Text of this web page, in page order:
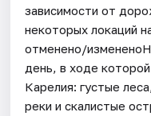
зависимости от
некоторых локаций
отменено/
день, в ходе
Карелия: густые
реки и скалистые